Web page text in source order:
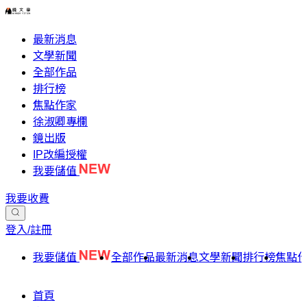
最新消息
文學新聞
全部作品
排行榜
焦點作家
徐淑卿專欄
鏡出版
IP改編授權
我要儲值
我要收費
登入/註冊
我要儲值 全部作品最新消息文學新聞排行榜焦點
首頁